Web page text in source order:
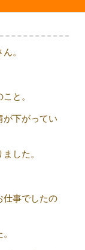
。
と。
が下がってい
した。
仕事でしたの